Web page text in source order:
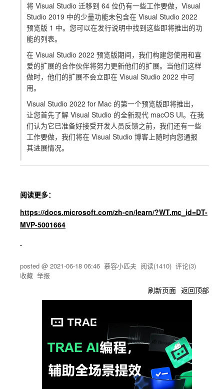
将 Visual Studio 迁移到 64 位仍有一些工作要做，Visual
Studio 2019 中的少量功能未包含在 Visual Studio 2022
预览版 1 中。您可以在发行说明中找到这些即将推出的功
能的列表。
在 Visual Studio 2022 预览版期间，我们构建您使用和喜
爱的扩展的合作伙伴将努力更新他们的扩展。当他们这样
做时，他们的扩展不会立即在 Visual Studio 2022 中可
用。
Visual Studio 2022 for Mac 的第一个预览版即将推出，
让您首先了解 Visual Studio 的全新现代 macOS UI。在我
们认为它已准备好接受开发人员反馈之前，我们还有一些
工作要做，我们将在 Visual Studio 博客上随时向您通报
其进展情况。
阅读更多：
https://docs.microsoft.com/zh-cn/learn/?WT.mc_id=DT-
MVP-5001664
posted @ 2021-06-18 06:46 慕容小匹夫 阅读(1410) 评论(3)
收藏 举报
刷新页面 返回顶部